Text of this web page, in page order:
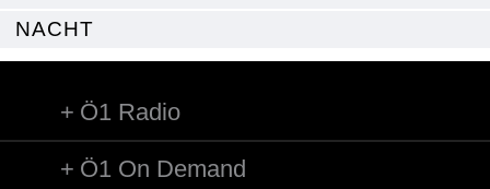
NACHT
Ö1 Radio
Ö1 On Demand